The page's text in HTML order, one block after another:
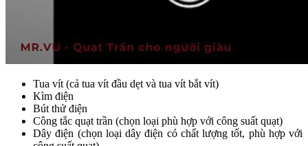
Tua vít (cả tua vít đầu dẹt và tua vít bắt vít)
Kìm điện
Bút thử điện
Công tắc quạt trần (chọn loại phù hợp với công suất quạt)
Dây điện (chọn loại dây điện có chất lượng tốt, phù hợp với